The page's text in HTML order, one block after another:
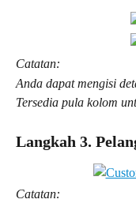
Catatan:
Anda dapat mengisi
Tersedia pula kolom
Langkah 3.
Catatan: